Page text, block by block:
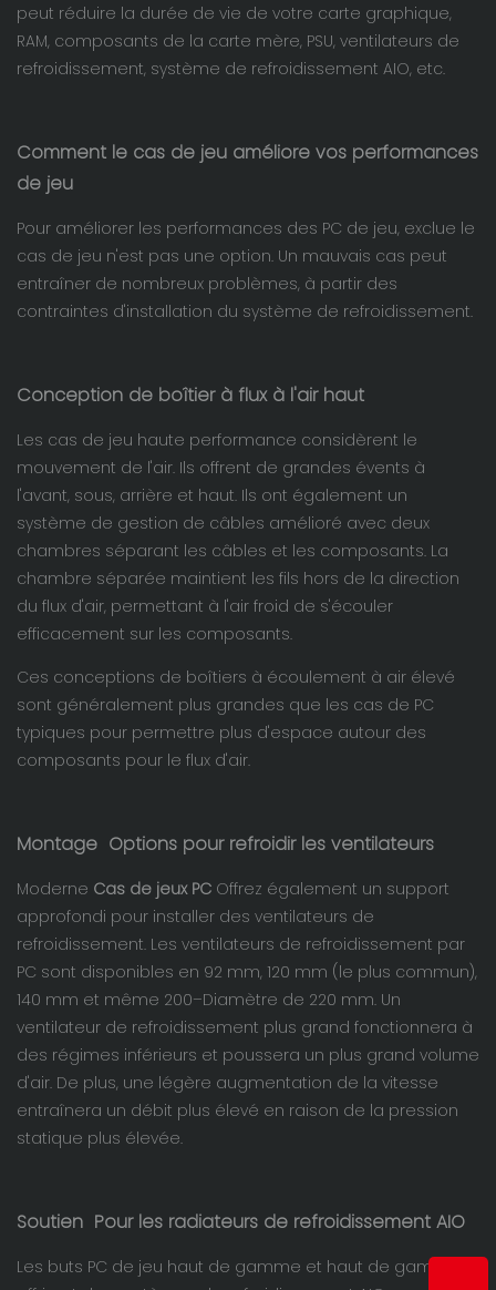
peut réduire la durée de vie de votre carte graphique,
RAM, composants de la carte mère, PSU, ventilateurs de
refroidissement, système de refroidissement AIO, etc.
Comment le cas de jeu améliore vos performances
de jeu
Pour améliorer les performances des PC de jeu, exclue le
cas de jeu n'est pas une option. Un mauvais cas peut
entraîner de nombreux problèmes, à partir des
contraintes d'installation du système de refroidissement.
Conception de boîtier à flux à l'air haut
Les cas de jeu haute performance considèrent le
mouvement de l'air. Ils offrent de grandes évents à
l'avant, sous, arrière et haut. Ils ont également un
système de gestion de câbles amélioré avec deux
chambres séparant les câbles et les composants. La
chambre séparée maintient les fils hors de la direction
du flux d'air, permettant à l'air froid de s'écouler
efficacement sur les composants.
Ces conceptions de boîtiers à écoulement à air élevé
sont généralement plus grandes que les cas de PC
typiques pour permettre plus d'espace autour des
composants pour le flux d'air.
Montage Options pour refroidir les ventilateurs
Moderne Cas de jeux PC Offrez également un support
approfondi pour installer des ventilateurs de
refroidissement. Les ventilateurs de refroidissement par
PC sont disponibles en 92 mm, 120 mm (le plus commun),
140 mm et même 200–Diamètre de 220 mm. Un
ventilateur de refroidissement plus grand fonctionnera à
des régimes inférieurs et poussera un plus grand volume
d'air. De plus, une légère augmentation de la vitesse
entraînera un débit plus élevé en raison de la pression
statique plus élevée.
Soutien Pour les radiateurs de refroidissement AIO
Les buts PC de jeu haut de gamme et haut de gamme